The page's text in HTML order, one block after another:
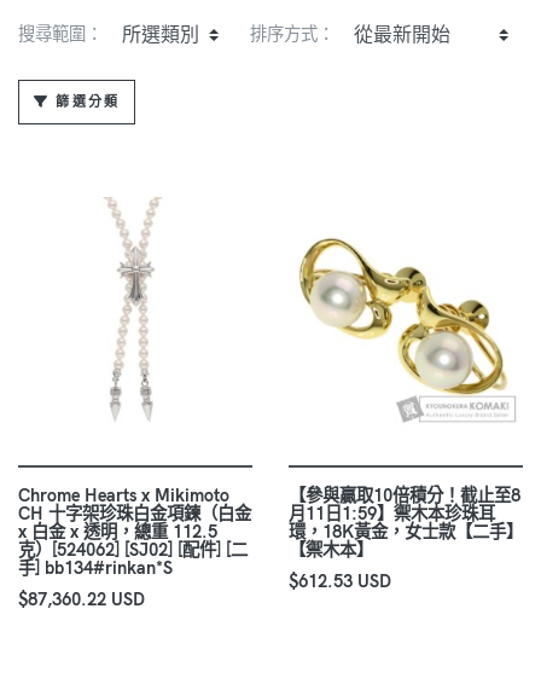
搜尋範圍： 排序方式：
篩選分類
Chrome Hearts x Mikimoto
CH 十字架珍珠白金項鍊（白金
x 白金 x 透明，總重 112.5
克）[524062] [SJ02] [配件] [二
手] bb134#rinkan*S
$87,360.22 USD
【參與贏取10倍積分！截止至8
月11日1:59】禦木本珍珠耳
環，18K黃金，女士款【二手】
【禦木本】
$612.53 USD